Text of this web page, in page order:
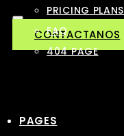
CONTACTANOS
PRICING PLANS
FAQ
404 PAGE
PAGES